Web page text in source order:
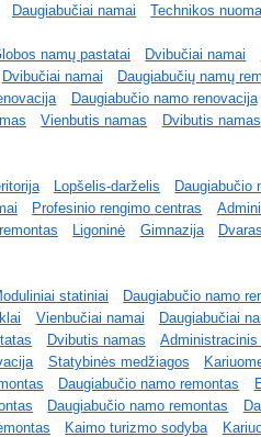
Daugiabučiai namai Technikos nuoma
namų pastatai Dvibučiai namai
Dvibučiai namai Daugiabučių namų
Daugiabučio namo renovacija
Vienbutis namas Dvibutis namas
Lopšelis-darželis Daugiabučio
Profesinio rengimo centras
Ligoninė Gimnazija Dvaras
statiniai Daugiabučio namo
Vienbučiai namai Daugiabučiai
Dvibutis namas Administracinis
Statybinės medžiagos
Daugiabučio namo remontas
Daugiabučio namo remontas
Kaimo turizmo sodyba